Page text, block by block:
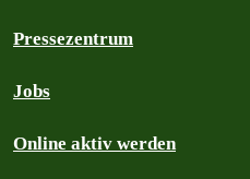
Pressezentrum
Jobs
Online aktiv werden